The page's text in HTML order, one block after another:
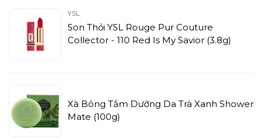
YSL
Son Thỏi YSL Rouge Pur Couture
Collector - 110 Red Is My Savior (3.8g)
Xà Bông Tắm Dưỡng Da Trà Xanh Shower
Mate (100g)